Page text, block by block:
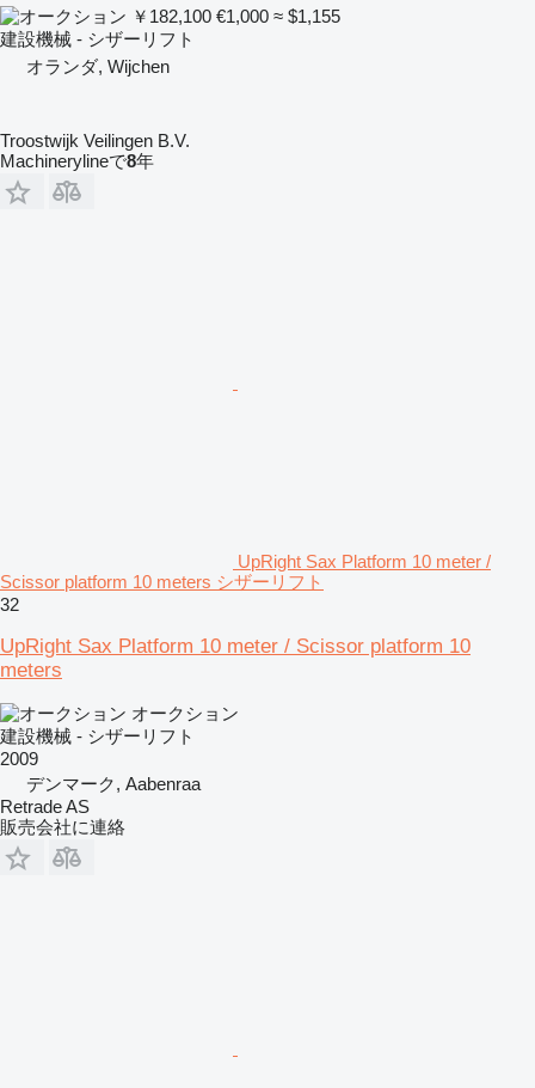
￥182,100 €1,000 ≈ $1,155
建設機械 - シザーリフト
オランダ, Wijchen
Troostwijk Veilingen B.V.
Machinerylineで8年
UpRight Sax Platform 10 meter /
Scissor platform 10 meters シザーリフト
32
UpRight Sax Platform 10 meter / Scissor platform 10
meters
オークション
建設機械 - シザーリフト
2009
デンマーク, Aabenraa
Retrade AS
販売会社に連絡